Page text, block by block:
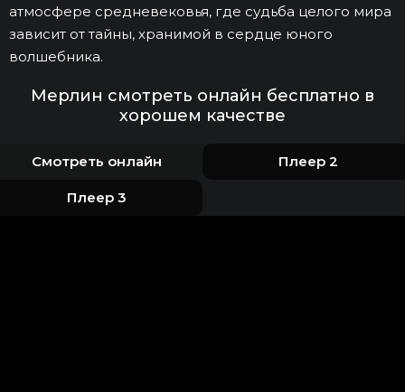
атмосфере средневековья, где судьба целого мира
зависит от тайны, хранимой в сердце юного
волшебника.
Мерлин смотреть онлайн бесплатно в
хорошем качестве
Смотреть онлайн Плеер 2
Плеер 3